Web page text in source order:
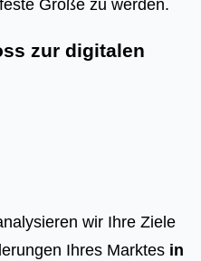
Grö­ße zu wer­den.
zur digitalen
wir Ihre Ziele
Ihres Marktes in